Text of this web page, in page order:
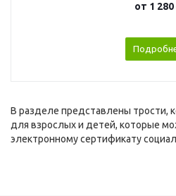
от 1 280
В разделе представлены трости,
для взрослых и детей, которые
электронному сертификату